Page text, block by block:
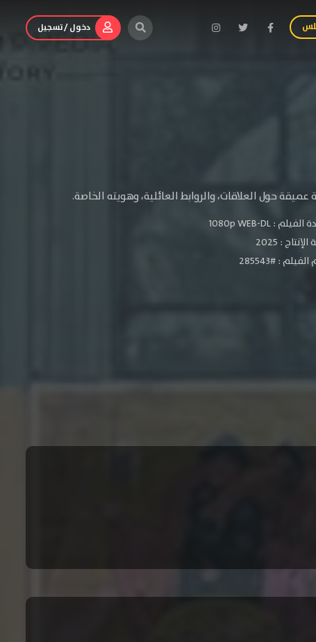
دخول / تسجيل
حول العلاقات، والروابط العائلية، وهويته الخاصة.
الفيلم :1080p WEB-DL
الإنتاج : 2025
: #285543